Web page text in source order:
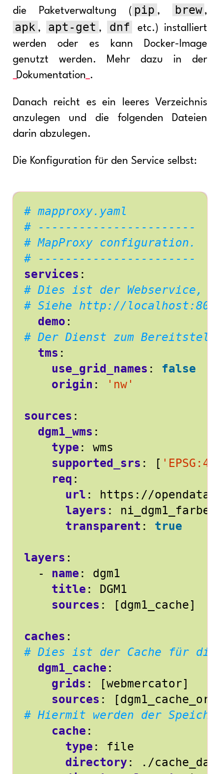
die Paketverwaltung ( pip , brew ,
apk , apt-get , dnf
etc.) installiert
werden oder es kann Docker-Image
genutzt werden. Mehr dazu in der
Dokumentation .
Danach reicht es ein leeres Verzeichnis
anzulegen und die folgenden Dateien
darin abzulegen.
Die Konfiguration für den Service selbst:
# mapproxy.yaml
# -----------------------
# MapProxy configuration.
# -----------------------
services :
# Dies ist der Webservice,
# Siehe http://
demo :
# Der Dienst zum
tms :
use_grid_names :
false
origin : 'nw'
sources :
dgm1_wms :
type :
wms
supported_srs : [
req :
url :
https://
layers :
ni_dgm1_farbe
transparent : true
layers :
- name :
dgm1
title :
DGM1
sources : [dgm1_cache]
caches :
# Dies ist der Cache für
dgm1_cache :
grids : [webmercator]
sources : [
# Hiermit werden der
cache :
type :
file
directory :
./